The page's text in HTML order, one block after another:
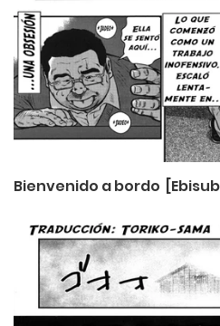
Bienvenido a bordo